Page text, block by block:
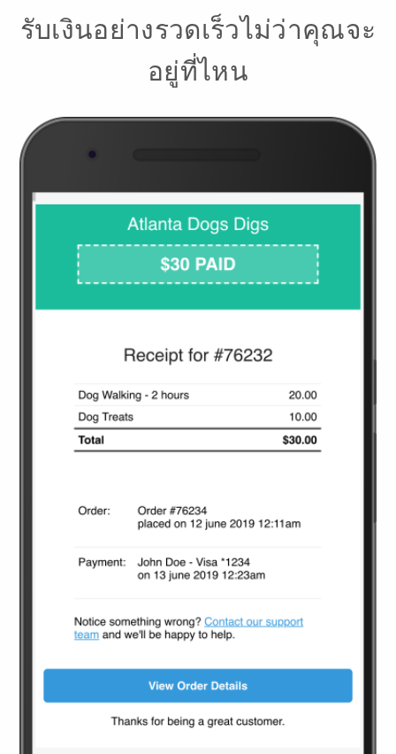
รับเงินอย่างรวดเร็วไม่ว่าคุณจะ
อยู่ที่ไหน